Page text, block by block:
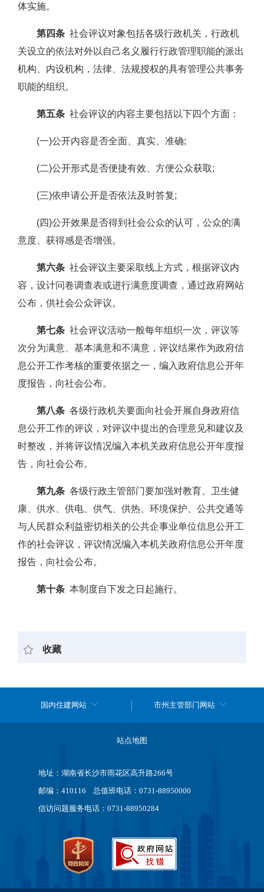
体实施。
第四条 社会评议对象包括各级行政机关，行政机
关设立的依法对外以自己名义履行行政管理职能的派出
机构、内设机构，法律、法规授权的具有管理公共事务
职能的组织。
第五条 社会评议的内容主要包括以下四个方面：
(一)公开内容是否全面、真实、准确;
(二)公开形式是否便捷有效、方便公众获取;
(三)依申请公开是否依法及时答复;
(四)公开效果是否得到社会公众的认可，公众的满
意度、获得感是否增强。
第六条 社会评议主要采取线上方式，根据评议内
容，设计问卷调查表或进行满意度调查，通过政府网站
公布，供社会公众评议。
第七条 社会评议活动一般每年组织一次，评议等
次分为满意、基本满意和不满意，评议结果作为政府信
息公开工作考核的重要依据之一，编入政府信息公开年
度报告，向社会公布。
第八条 各级行政机关要面向社会开展自身政府信
息公开工作的评议，对评议中提出的合理意见和建议及
时整改，并将评议情况编入本机关政府信息公开年度报
告，向社会公布。
第九条 各级行政主管部门要加强对教育、卫生健
康、供水、供电、供气、供热、环境保护、公共交通等
与人民群众利益密切相关的公共企事业单位信息公开工
作的社会评议，评议情况编入本机关政府信息公开年度
报告，向社会公布。
第十条 本制度自下发之日起施行。
收藏
国内住建网站 市州主管部门网站
站点地图
地址：湖南省长沙市雨花区高升路266号
邮编：410116 总值班电话：0731-88950000
信访问题服务电话：0731-88950284